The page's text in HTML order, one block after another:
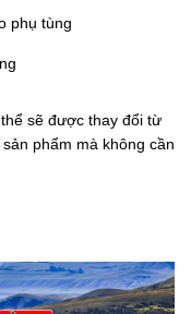
phụ tùng
sẽ được thay đổi từ
phẩm mà không cần